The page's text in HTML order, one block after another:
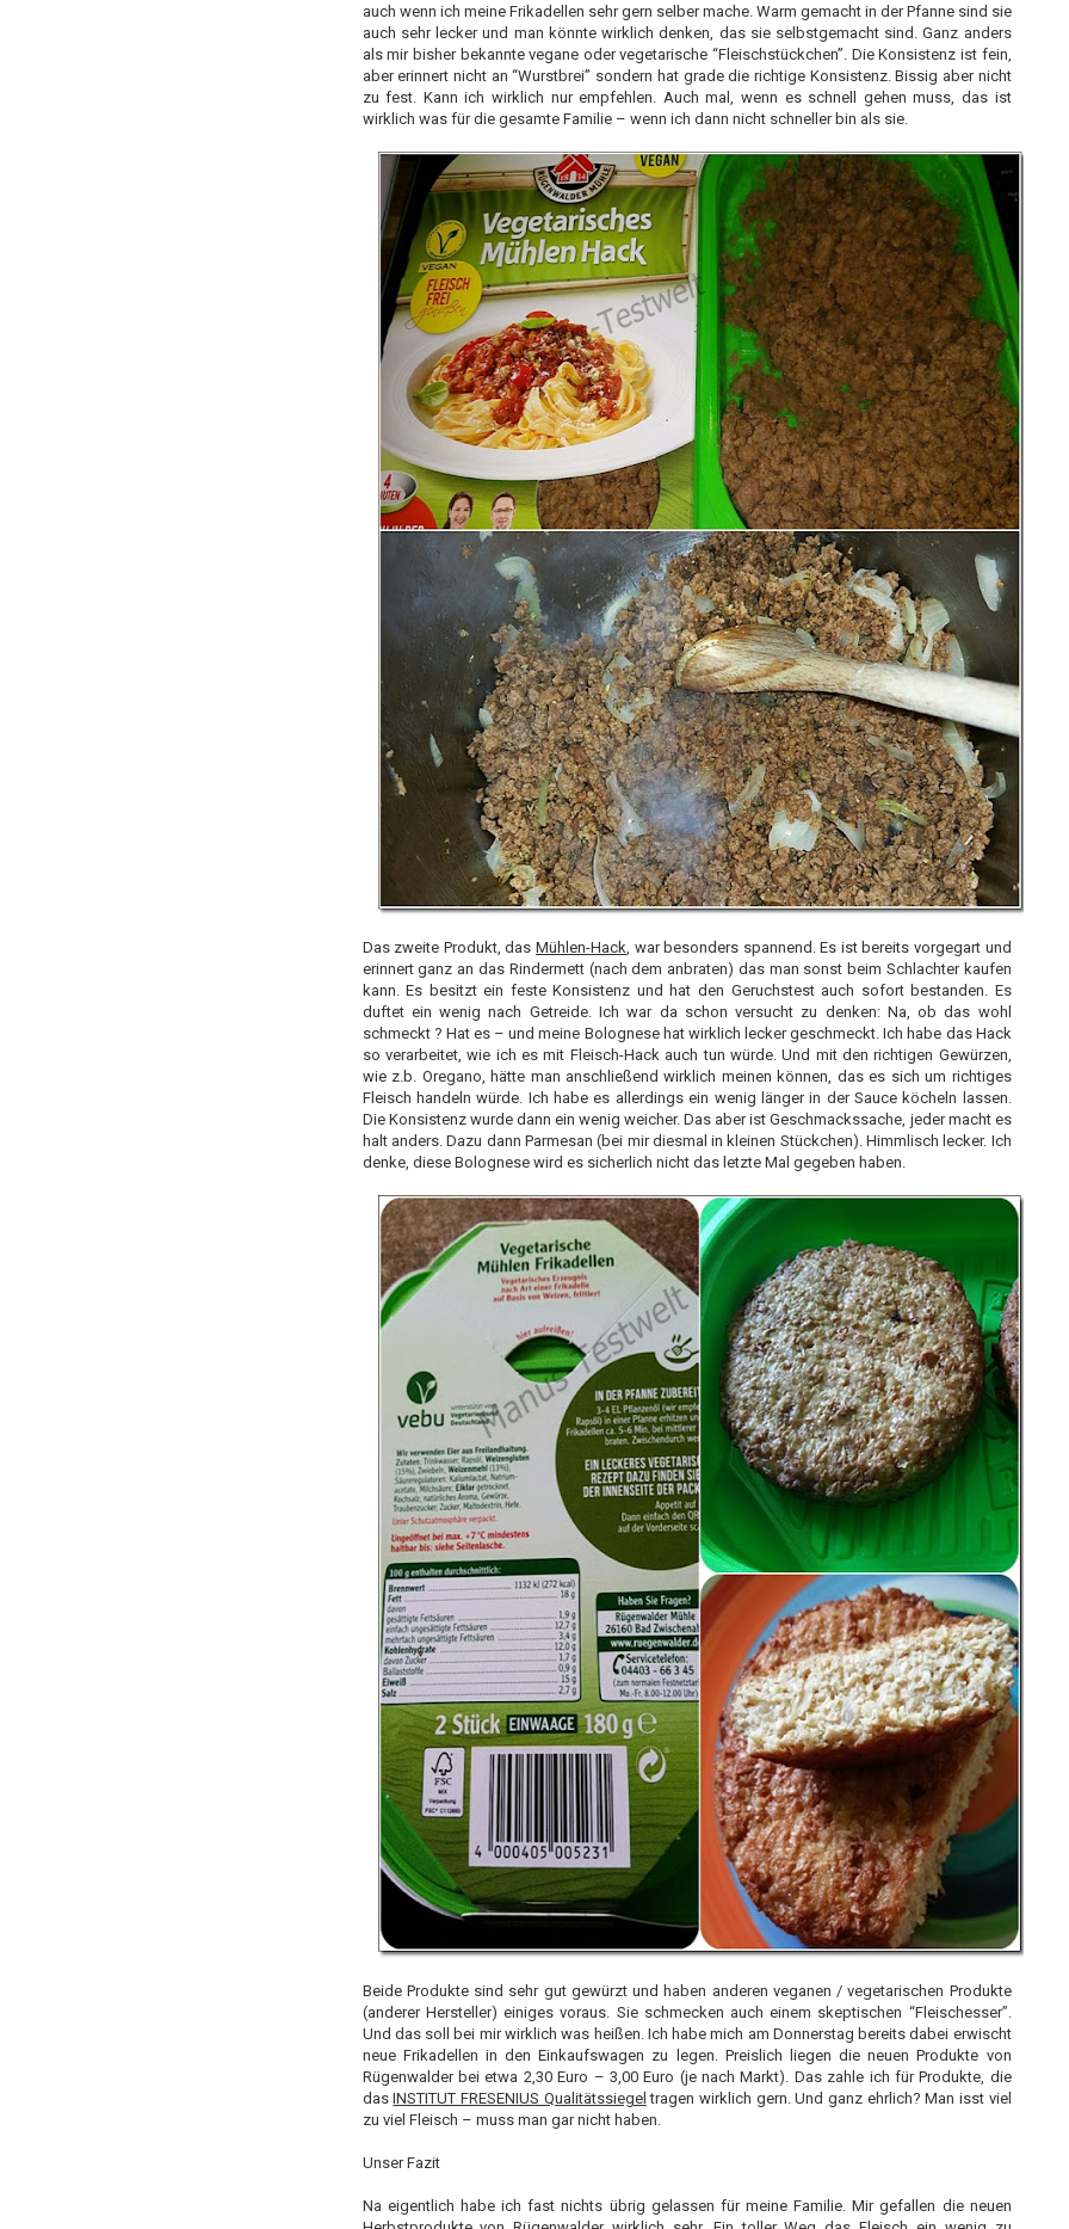
auch wenn ich meine Frikadellen sehr gern selber mache. Warm gemacht in der Pfanne sind sie
auch sehr lecker und man könnte wirklich denken, das sie selbstgemacht sind. Ganz anders
als mir bisher bekannte vegane oder vegetarische “Fleischstückchen”. Die Konsistenz ist fein,
aber erinnert nicht an “Wurstbrei” sondern hat grade die richtige Konsistenz. Bissig aber nicht
zu fest. Kann ich wirklich nur empfehlen. Auch mal, wenn es schnell gehen muss, das ist
wirklich was für die gesamte Familie – wenn ich dann nicht schneller bin als sie.
Das zweite Produkt, das Mühlen-Hack, war besonders spannend. Es ist bereits vorgegart und
erinnert ganz an das Rindermett (nach dem anbraten) das man sonst beim Schlachter kaufen
kann. Es besitzt ein feste Konsistenz und hat den Geruchstest auch sofort bestanden. Es
duftet ein wenig nach Getreide. Ich war da schon versucht zu denken: Na, ob das wohl
schmeckt ? Hat es – und meine Bolognese hat wirklich lecker geschmeckt. Ich habe das Hack
so verarbeitet, wie ich es mit Fleisch-Hack auch tun würde. Und mit den richtigen Gewürzen,
wie z.b. Oregano, hätte man anschließend wirklich meinen können, das es sich um richtiges
Fleisch handeln würde. Ich habe es allerdings ein wenig länger in der Sauce köcheln lassen.
Die Konsistenz wurde dann ein wenig weicher. Das aber ist Geschmackssache, jeder macht es
halt anders. Dazu dann Parmesan (bei mir diesmal in kleinen Stückchen). Himmlisch lecker. Ich
denke, diese Bolognese wird es sicherlich nicht das letzte Mal gegeben haben.
Beide Produkte sind sehr gut gewürzt und haben anderen veganen / vegetarischen Produkte
(anderer Hersteller) einiges voraus. Sie schmecken auch einem skeptischen “Fleischesser”.
Und das soll bei mir wirklich was heißen. Ich habe mich am Donnerstag bereits dabei erwischt
neue Frikadellen in den Einkaufswagen zu legen. Preislich liegen die neuen Produkte von
Rügenwalder bei etwa 2,30 Euro – 3,00 Euro (je nach Markt). Das zahle ich für Produkte, die
dasINSTITUT FRESENIUS Qualitätssiegel tragen wirklich gern. Und ganz ehrlich? Man isst viel
zu viel Fleisch – muss man gar nicht haben.
Unser Fazit
Na eigentlich habe ich fast nichts übrig gelassen für meine Familie. Mir gefallen die neuen